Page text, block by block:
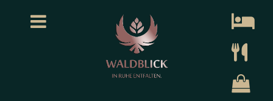
Restaurant
Tagungen & Seminare
Tagen in mitten herrlicher Natur
Feiern & Events
Aktiv
Karriere
Über Uns